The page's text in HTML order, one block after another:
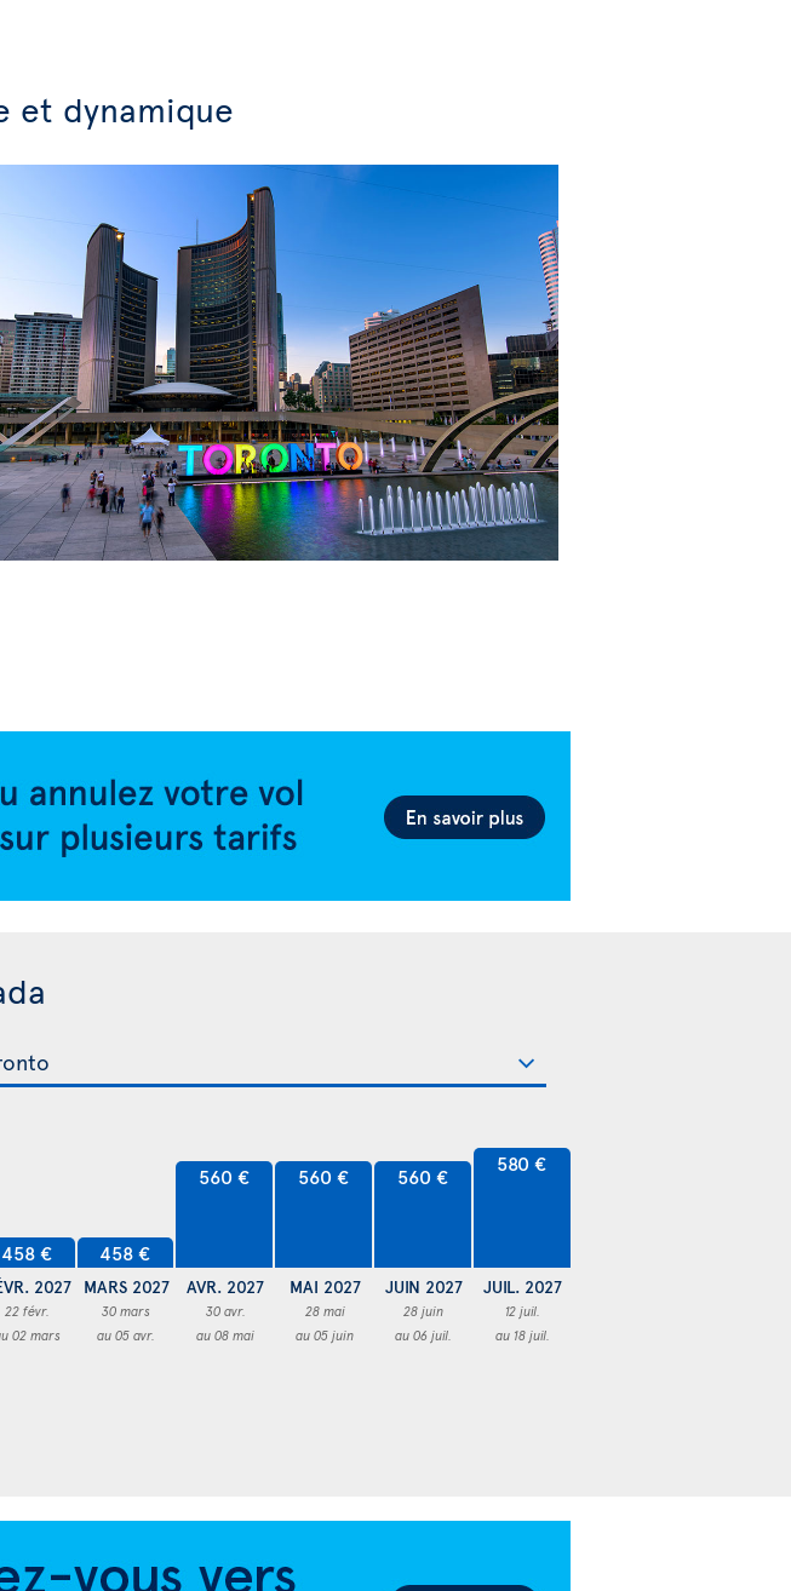
et dynamique
458 €
2027
22 févr.
02 mars
458 €
MARS 2027
30 mars
au 05 avr.
560 €
AVR. 2027
30 avr.
au 08 mai
560 €
MAI 2027
28 mai
au 05 juin
560 €
JUIN 2027
28 juin
au 06 juil.
580 €
JUIL. 2027
12 juil.
au 18 juil.